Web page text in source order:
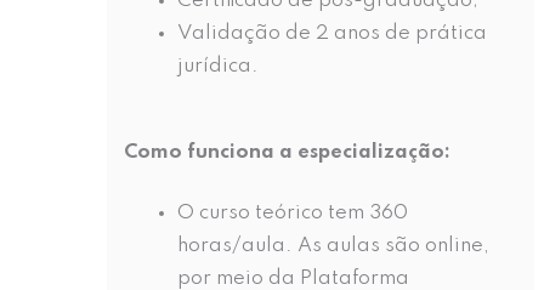
Validação de 2 anos de prática
jurídica.
Como funciona a especialização:
O curso teórico tem 360
horas/aula. As aulas são online,
por meio da Plataforma